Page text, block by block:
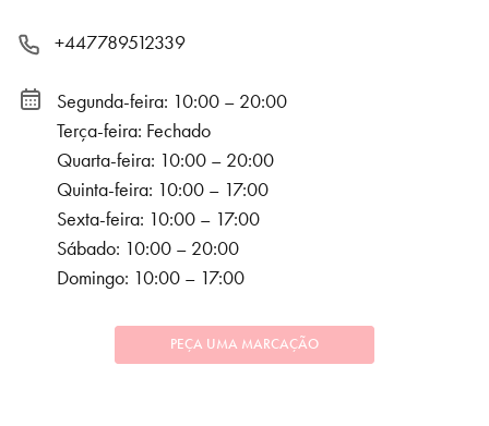
+447789512339
Segunda-feira: 10:00 – 20:00
Terça-feira: Fechado
Quarta-feira: 10:00 – 20:00
Quinta-feira: 10:00 – 17:00
Sexta-feira: 10:00 – 17:00
Sábado: 10:00 – 20:00
Domingo: 10:00 – 17:00
PEÇA UMA MARCAÇÃO